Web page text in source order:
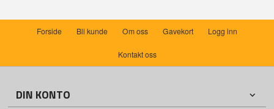
Forside Bli kunde Om oss Gavekort Logg inn
Kontakt oss
DIN KONTO